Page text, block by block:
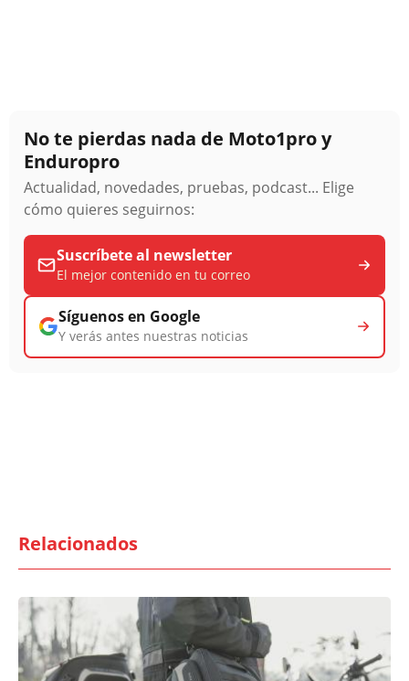
No te pierdas nada de Moto1pro y
Enduropro
Actualidad, novedades, pruebas, podcast... Elige
cómo quieres seguirnos:
Suscríbete al newsletter
El mejor contenido en tu correo
Síguenos en Google
Y verás antes nuestras noticias
Relacionados